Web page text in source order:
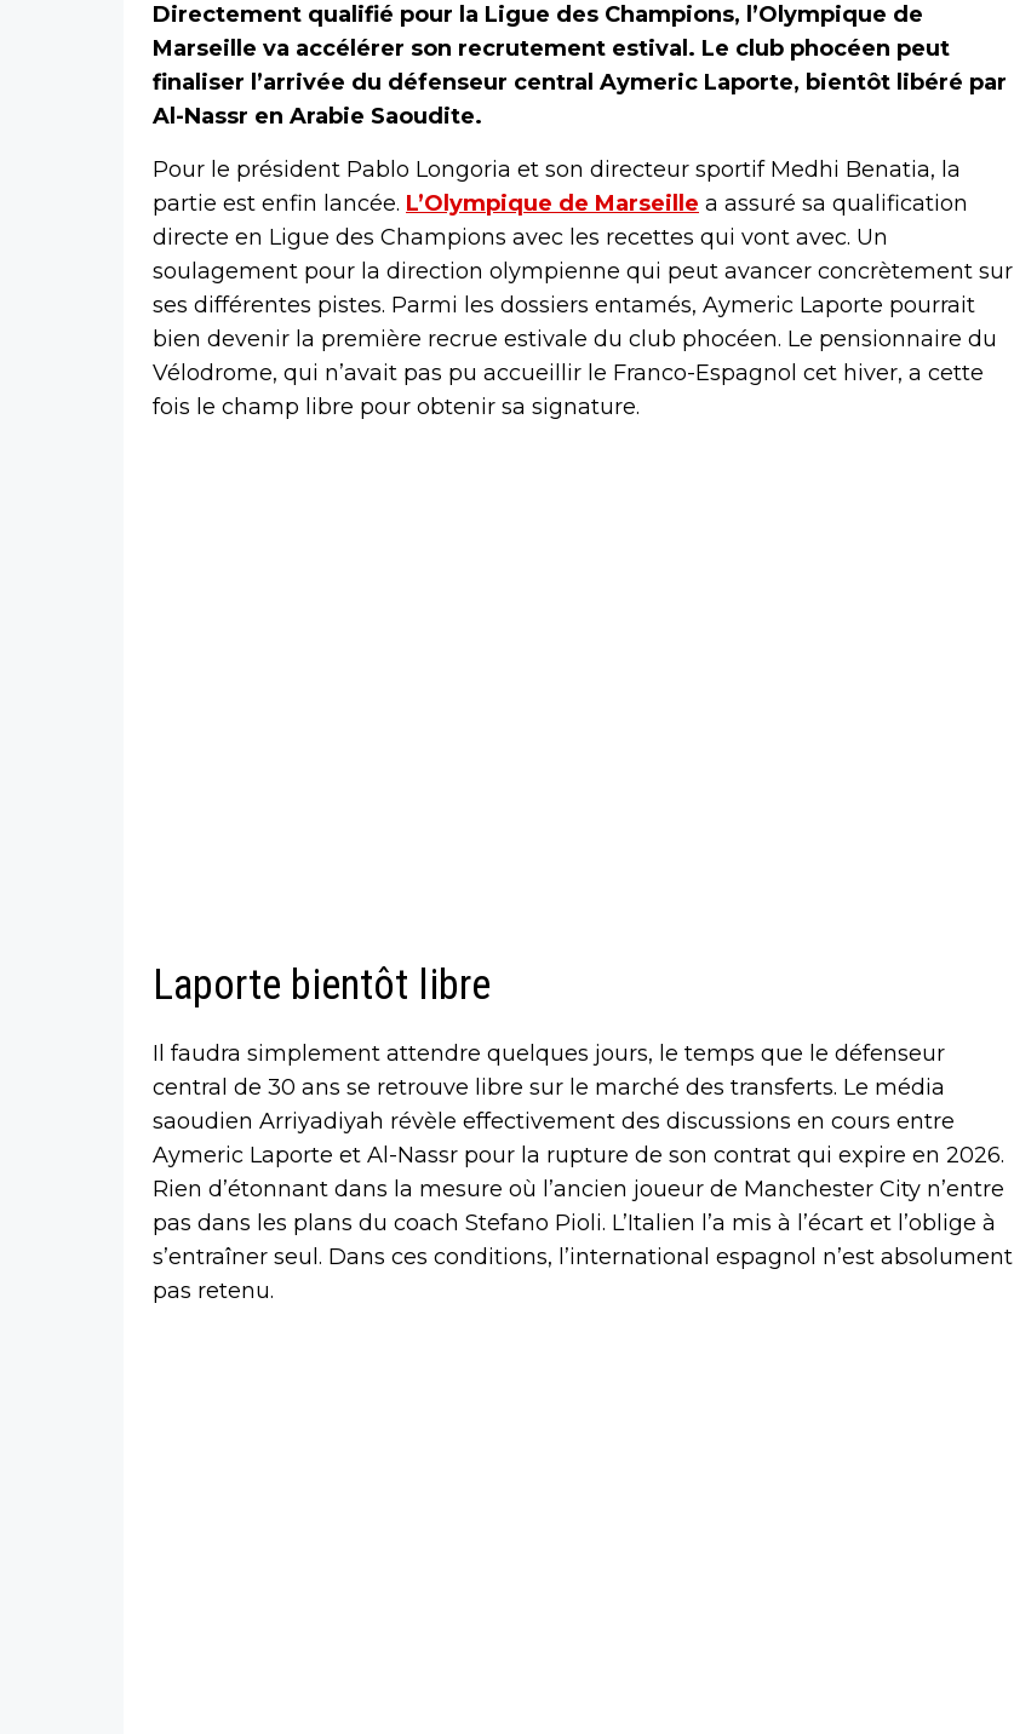
Directement qualifié pour la Ligue des Champions, l’Olympique de
Marseille va accélérer son recrutement estival. Le club phocéen peut
finaliser l’arrivée du défenseur central Aymeric Laporte, bientôt libéré par
Al-Nassr en Arabie Saoudite.
Pour le président Pablo Longoria et son directeur sportif Medhi Benatia, la
partie est enfin lancée. L’Olympique de Marseille a assuré sa qualification
directe en Ligue des Champions avec les recettes qui vont avec. Un
soulagement pour la direction olympienne qui peut avancer concrètement sur
ses différentes pistes. Parmi les dossiers entamés, Aymeric Laporte pourrait
bien devenir la première recrue estivale du club phocéen. Le pensionnaire du
Vélodrome, qui n’avait pas pu accueillir le Franco-Espagnol cet hiver, a cette
fois le champ libre pour obtenir sa signature.
Laporte bientôt libre
Il faudra simplement attendre quelques jours, le temps que le défenseur
central de 30 ans se retrouve libre sur le marché des transferts. Le média
saoudien Arriyadiyah révèle effectivement des discussions en cours entre
Aymeric Laporte et Al-Nassr pour la rupture de son contrat qui expire en 2026.
Rien d’étonnant dans la mesure où l’ancien joueur de Manchester City n’entre
pas dans les plans du coach Stefano Pioli. L’Italien l’a mis à l’écart et l’oblige à
s’entraîner seul. Dans ces conditions, l’international espagnol n’est absolument
pas retenu.